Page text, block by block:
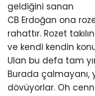
geldiğini sanan
CB Erdoğan ona
rahattır. Rozet
ve kendi kendin
Ulan bu defa tam
Burada çalmayanı,
dövüyorlar. Oh